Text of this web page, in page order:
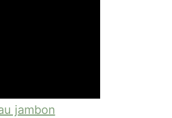
jambon